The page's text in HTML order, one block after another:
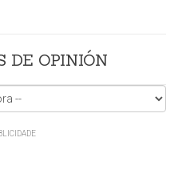
DE OPINIÓN